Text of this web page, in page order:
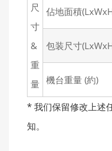
尺
寸
&
重
量
佔地面積
包装尺寸
機台重量 (約)
* 我们保留修改上述
知。